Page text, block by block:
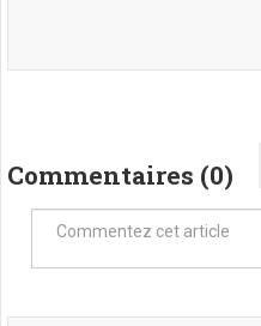
Commentaires (0)